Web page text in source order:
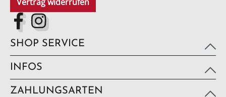
SHOP SERVICE
INFOS
ZAHLUNGSARTEN